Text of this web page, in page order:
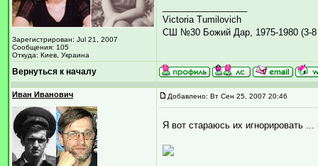
Зарегистрирован: Jul 21, 2007
Сообщения: 105
Откуда: Киев, Украина
Victoria Tumilovich
СШ №30 Божий Дар, 1975-1980 (3-8
Вернуться к началу
Иван Иванович Добавлено: Вт Сен 25, 2007 20:46
Я вот стараюсь их игнорировать